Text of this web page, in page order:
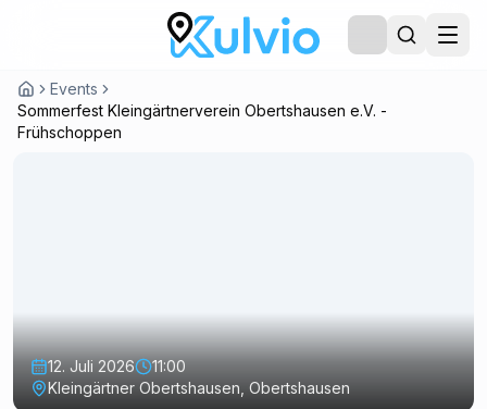
Events
Sommerfest Kleingärtnerverein Obertshausen e.V. -
Frühschoppen
12. Juli 2026
11:00
Kleingärtner Obertshausen, Obertshausen